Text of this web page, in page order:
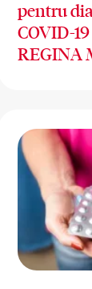
pentru
COVID-
REGINA